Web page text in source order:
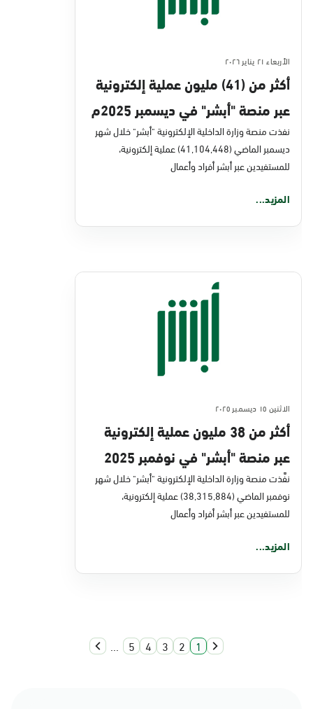
الأربعاء ٢١ يناير ٢٠٢٦
أكثر من (41) مليون عملية إلكترونية
عبر منصة "أبشر" في ديسمبر 2025م
نفذت منصة وزارة الداخلية الإلكترونية "أبشر" خلال شهر
ديسمبر الماضي (41,104,448) عملية إلكترونية،
للمستفيدين عبر أبشر أفراد وأعمال
المزيد...
الاثنين ١٥ ديسمبر ٢٠٢٥
أكثر من 38 مليون عملية إلكترونية
عبر منصة "أبشر" في نوفمبر 2025
نفَّذت منصة وزارة الداخلية الإلكترونية "أبشر" خلال شهر
نوفمبر الماضي (38,315,884) عملية إلكترونية،
للمستفيدين عبر أبشر أفراد وأعمال
المزيد...
1
2
3
4
5
...